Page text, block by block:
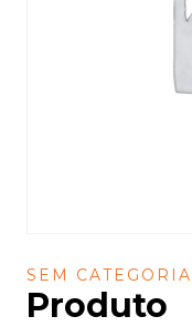
SEM CATEGORIA
Produto